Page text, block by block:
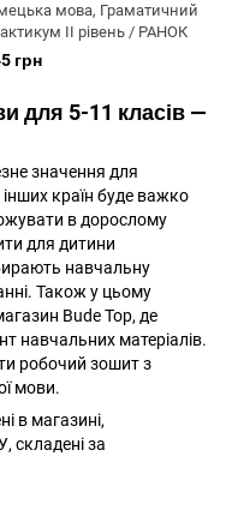
мова, Граматичний
ІІ рівень / РАНОК
грн
для 5-11 класів —
значення для
країн буде важко
в дорослому
для дитини
навчальну
Також у цьому
Bude Top, де
навчальних матеріалів.
робочий зошит з
мови.
в магазині,
складені за